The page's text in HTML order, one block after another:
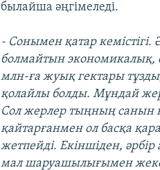
былайша әңгімеледі.
- Сонымен қатар кемістігі.
болмайтын экономикалық,
млн-ға жуық гектары
қолайлы болды. Мұндай
Сол жерлер тыңның санын
қайтарғанмен ол басқа
жетпейді. Екіншіден,
мал шаруашылығымен